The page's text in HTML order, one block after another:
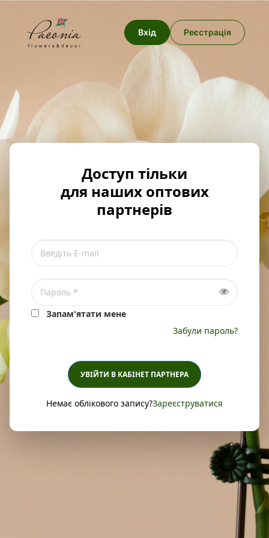
Вхід Реєстрація
Доступ тільки
для наших оптових
партнерів
Запам'ятати мене
Забули пароль?
УВІЙТИ В КАБІНЕТ ПАРТНЕРА
Немає облікового запису?Зареєструватися